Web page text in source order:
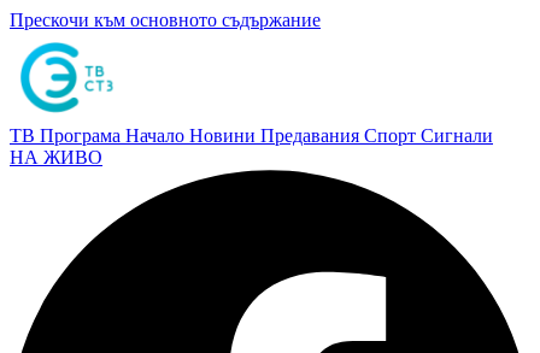
Прескочи към основното съдържание
ТВ Програма Начало Новини Предавания Спорт Сигнали
НА ЖИВО